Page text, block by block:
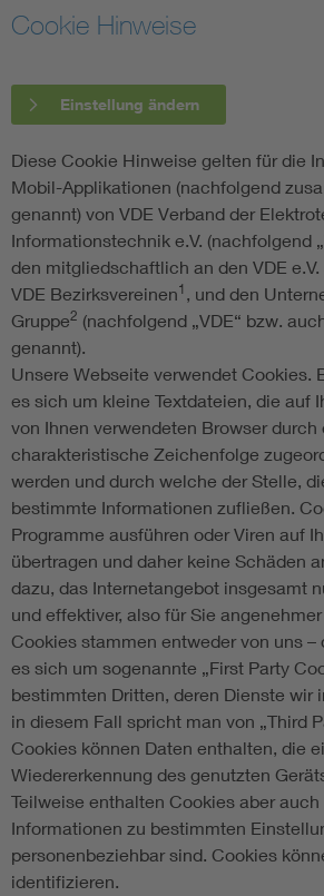
Electromobility
Energy efficiency
Energy storage
Functional safety
Cookie Hinweise
Einstellung ändern
Diese Cookie Hinweise gelten für die
Mobil-Applikationen (nachfolgend
genannt) von VDE Verband der
Informationstechnik e.V. (nachfolgend
den mitgliedschaftlich an den VDE
VDE Bezirksvereinen1 , und den
Gruppe2 (nachfolgend „VDE“ bzw.
genannt).
Unsere Webseite verwendet Cookies.
es sich um kleine Textdateien, die auf
von Ihnen verwendeten Browser durch
charakteristische Zeichenfolge
werden und durch welche der Stelle,
bestimmte Informationen zufließen.
Programme ausführen oder Viren auf
übertragen und daher keine Schäden
dazu, das Internetangebot insgesamt
und effektiver, also für Sie
Cookies stammen entweder von uns –
es sich um sogenannte „First Party
bestimmten Dritten, deren Dienste wir
in diesem Fall spricht man von „Third
Cookies können Daten enthalten, die
Wiedererkennung des genutzten
Teilweise enthalten Cookies aber
Informationen zu bestimmten
personenbeziehbar sind. Cookies
identifizieren.